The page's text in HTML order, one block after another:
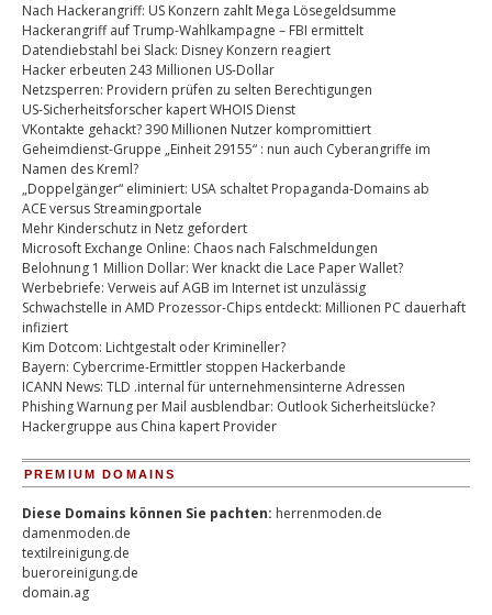
Nach Hackerangriff: US Konzern zahlt Mega Lösegeldsumme
Hackerangriff auf Trump-Wahlkampagne – FBI ermittelt
Datendiebstahl bei Slack: Disney Konzern reagiert
Hacker erbeuten 243 Millionen US-Dollar
Netzsperren: Providern prüfen zu selten Berechtigungen
US-Sicherheitsforscher kapert WHOIS Dienst
VKontakte gehackt? 390 Millionen Nutzer kompromittiert
Geheimdienst-Gruppe „Einheit 29155“ : nun auch Cyberangriffe im
Namen des Kreml?
„Doppelgänger“ eliminiert: USA schaltet Propaganda-Domains ab
ACE versus Streamingportale
Mehr Kinderschutz in Netz gefordert
Microsoft Exchange Online: Chaos nach Falschmeldungen
Belohnung 1 Million Dollar: Wer knackt die Lace Paper Wallet?
Werbebriefe: Verweis auf AGB im Internet ist unzulässig
Schwachstelle in AMD Prozessor-Chips entdeckt: Millionen PC dauerhaft
infiziert
Kim Dotcom: Lichtgestalt oder Krimineller?
Bayern: Cybercrime-Ermittler stoppen Hackerbande
ICANN News: TLD .internal für unternehmensinterne Adressen
Phishing Warnung per Mail ausblendbar: Outlook Sicherheitslücke?
Hackergruppe aus China kapert Provider
PREMIUM DOMAINS
Diese Domains können Sie pachten: herrenmoden.de
damenmoden.de
textilreinigung.de
bueroreinigung.de
domain.ag